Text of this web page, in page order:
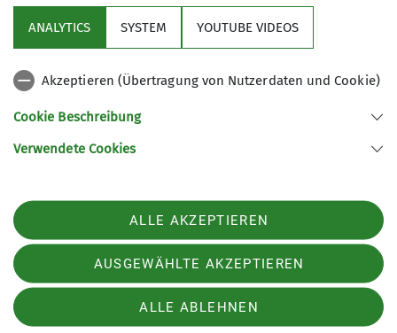
Unsere Partner
Sektion Würzburg des Deutschen Alpenvereins e.V.
Telefon +49931573080
Datenschutz-Einstellungen
Datenschutz
Impressum
Barrierefreiheitserklärung
ANALYTICS SYSTEM YOUTUBE VIDEOS
Akzeptieren (Übertragung von Nutzerdaten und Cookie)
Cookie Beschreibung
Verwendete Cookies
ALLE AKZEPTIEREN
AUSGEWÄHLTE AKZEPTIEREN
ALLE ABLEHNEN